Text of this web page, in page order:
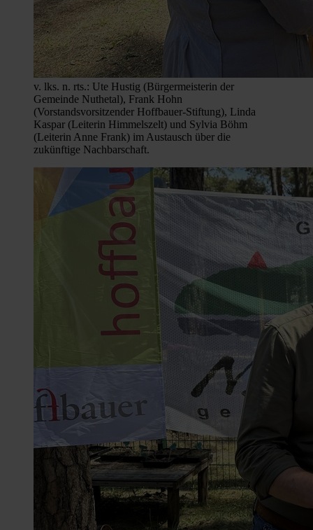
v. lks. n. rts.: Ute Hustig (Bürgermeisterin der
Gemeinde Nuthetal), Frank Hohn
(Vorstandsvorsitzender Hoffbauer-Stiftung), Linda
Kaspar (Leiterin Himmelszelt) und Sylvia Böhm
(Leiterin Anne Frank) im Austausch über die
zukünftige Nachbarschaft.